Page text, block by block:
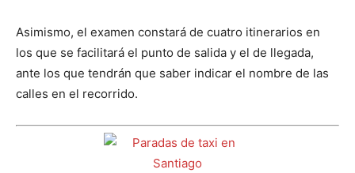
Asimismo, el examen constará de cuatro itinerarios en
los que se facilitará el punto de salida y el de llegada,
ante los que tendrán que saber indicar el nombre de las
calles en el recorrido.